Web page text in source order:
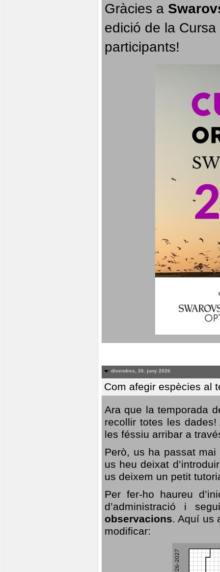
Gràcies a
edició de la
participants!
divendres, 26. juny 2026
Com afegir espècies al
Ara que la temporada
recollir totes les
les féssiu arribar a
Però, us ha passat
us heu deixat
us deixem un petit
Per fer-ho haureu
d’administració i
observacions. Aquí us
modificar: